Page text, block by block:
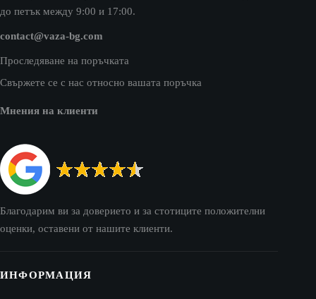
до петък между 9:00 и 17:00.
contact@vaza-bg.com
Проследяване на поръчката
Свържете се с нас относно вашата поръчка
Мнения на клиенти
Благодарим ви за доверието и за стотиците положителни
оценки, оставени от нашите клиенти.
ИНФОРМАЦИЯ